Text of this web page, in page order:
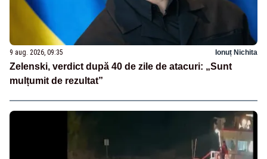
9 aug. 2026, 09:35 Ionuț Nichita
Zelenski, verdict după 40 de zile de atacuri: „Sunt
mulțumit de rezultat”